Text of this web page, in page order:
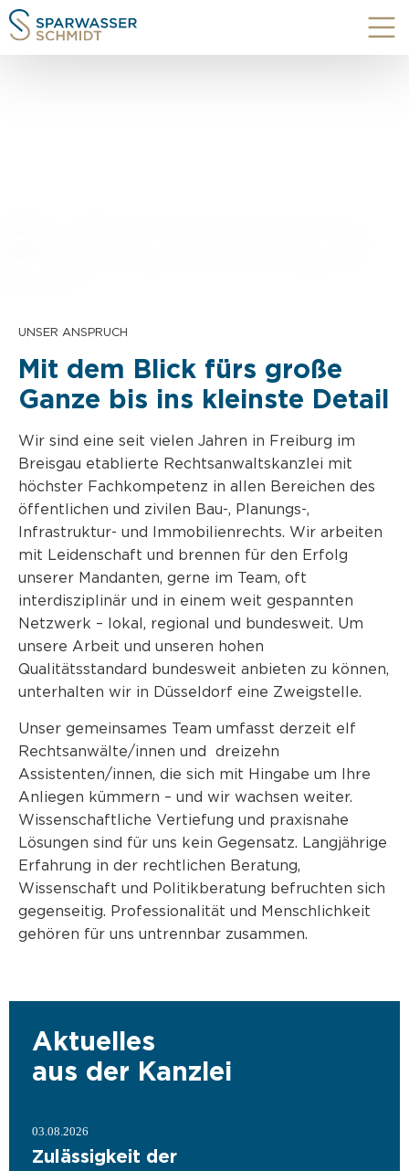
UNSER ANSPRUCH
Mit dem Blick fürs große
Ganze bis ins kleinste Detail
Wir sind eine seit vielen Jahren in Freiburg im
Breisgau etablierte Rechtsanwaltskanzlei mit
höchster Fachkompetenz in allen Bereichen des
öffentlichen und zivilen Bau-, Planungs-,
Infrastruktur- und Immobilienrechts. Wir arbeiten
mit Leidenschaft und brennen für den Erfolg
unserer Mandanten, gerne im Team, oft
interdisziplinär und in einem weit gespannten
Netzwerk – lokal, regional und bundesweit. Um
unsere Arbeit und unseren hohen
Qualitätsstandard bundesweit anbieten zu können,
unterhalten wir in Düsseldorf eine Zweigstelle.
Unser gemeinsames Team umfasst derzeit elf
Rechtsanwälte/innen und dreizehn
Assistenten/innen, die sich mit Hingabe um Ihre
Anliegen kümmern – und wir wachsen weiter.
Wissenschaftliche Vertiefung und praxisnahe
Lösungen sind für uns kein Gegensatz. Langjährige
Erfahrung in der rechtlichen Beratung,
Wissenschaft und Politikberatung befruchten sich
gegenseitig. Professionalität und Menschlichkeit
gehören für uns untrennbar zusammen.
Aktuelles
aus der Kanzlei
03.08.2026
Zulässigkeit der